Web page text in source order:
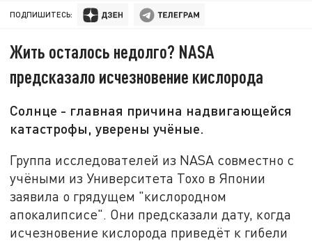
ПОДПИШИТЕСЬ:
Жить осталось недолго? NASA
предсказало исчезновение кислорода
Солнце - главная причина надвигающейся
катастрофы, уверены учёные.
Группа исследователей из NASA совместно с
учёными из Университета Тохо в Японии
заявила о грядущем "кислородном
апокалипсисе". Они предсказали дату, когда
исчезновение кислорода приведёт к гибели